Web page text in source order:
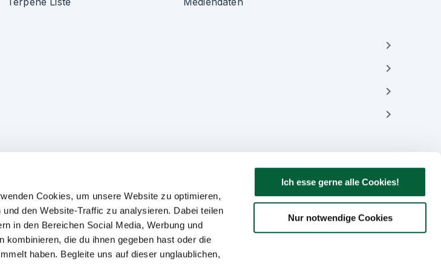
Cookies, um unsere Website zu optimieren,
den Website-Traffic zu analysieren. Dabei teilen
in den Bereichen Social Media, Werbung und
die du ihnen gegeben hast oder die
haben. Begleite uns auf dieser unglaublichen,
Ich esse gerne alle Cookies!
Nur notwendige Cookies